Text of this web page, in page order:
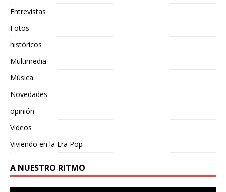
Entrevistas
Fotos
históricos
Multimedia
Música
Novedades
opinión
Videos
Viviendo en la Era Pop
A NUESTRO RITMO